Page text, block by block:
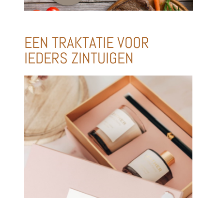
EEN TRAKTATIE VOOR
IEDERS ZINTUIGEN